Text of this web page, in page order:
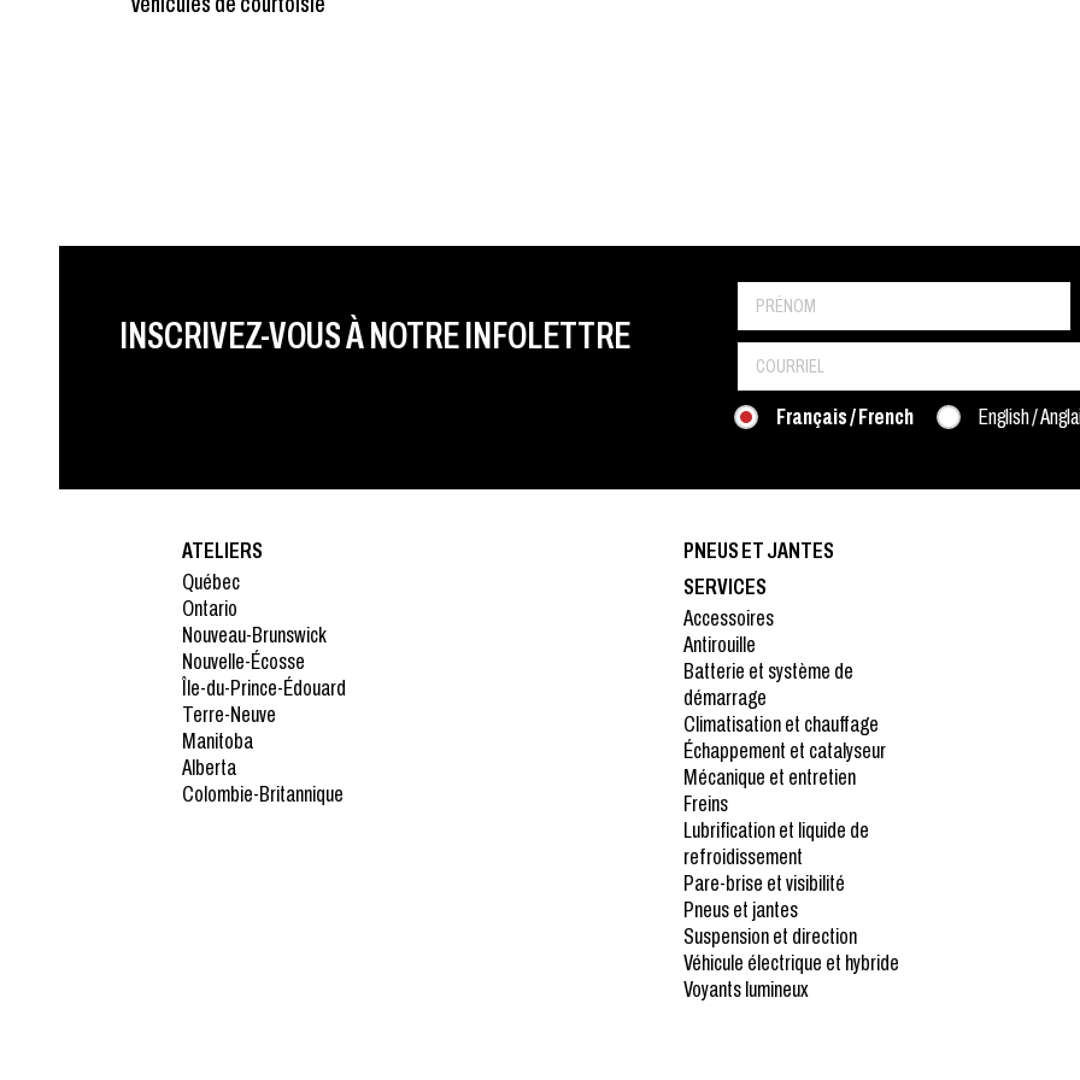
PRÉNOM
LAST NAME
INSCRIVEZ-VOUS À NOTRE INFOLETTRE
LANGUE
Français / French English /
ATELIERS
Québec
Ontario
Nouveau-Brunswick
Nouvelle-Écosse
Île-du-Prince-Édouard
Terre-Neuve
Manitoba
Alberta
Colombie-Britannique
PNEUS ET JANTES
SERVICES
Accessoires
Antirouille
Batterie et système de
démarrage
Climatisation et chauffage
Échappement et catalyseur
Mécanique et entretien
Freins
Lubrification et liquide de
refroidissement
Pare-brise et visibilité
Pneus et jantes
Suspension et direction
Véhicule électrique et hybride
Voyants lumineux